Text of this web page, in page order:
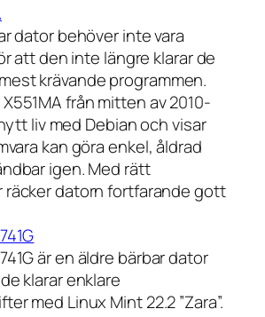
dator behöver inte vara
att den inte längre klarar de
krävande programmen.
från mitten av 2010-
liv med Debian och visar
kan göra enkel, åldrad
igen. Med rätt
räcker datorn fortfarande gott
är en äldre bärbar dator
klarar enklare
med Linux Mint 22.2 ”Zara”.